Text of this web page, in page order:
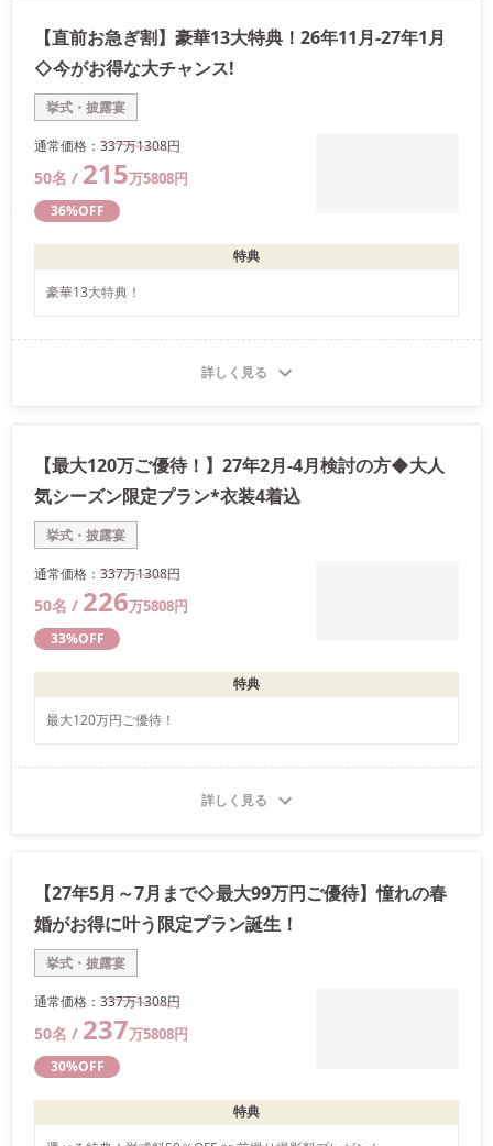
【直前お急ぎ割】豪華13大特典！26年11月-27年1月
◇今がお得な大チャンス!
挙式・披露宴
通常価格： 337万1308円
50名 / 215万5808円
36%OFF
特典
豪華13大特典！
詳しく見る
【最大120万ご優待！】27年2月-4月検討の方◆大人
気シーズン限定プラン*衣装4着込
挙式・披露宴
通常価格： 337万1308円
50名 / 226万5808円
33%OFF
特典
最大120万円ご優待！
詳しく見る
【27年5月～7月まで◇最大99万円ご優待】憧れの春
婚がお得に叶う限定プラン誕生！
挙式・披露宴
通常価格： 337万1308円
50名 / 237万5808円
30%OFF
特典